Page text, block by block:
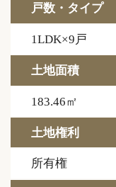
戸数・タイプ
1LDK×9戸
土地面積
183.46㎡
土地権利
所有権